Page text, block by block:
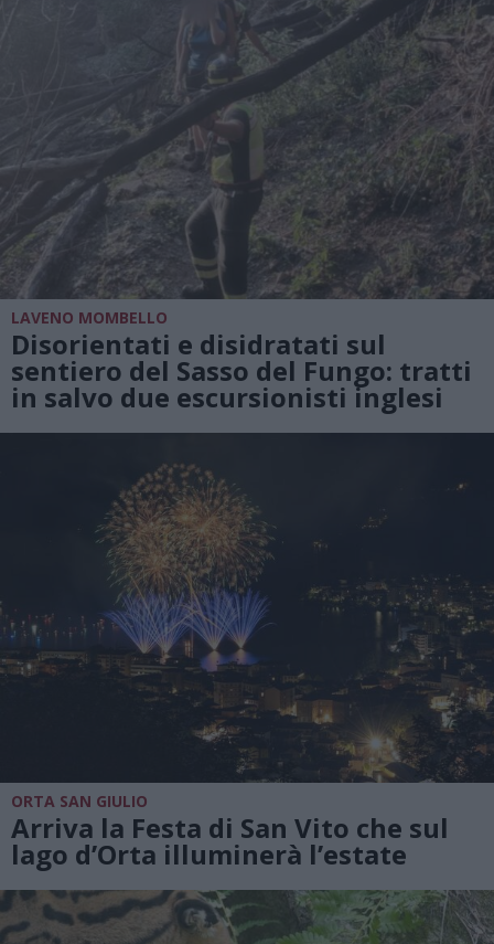
LAVENO MOMBELLO
Disorientati e disidratati sul
sentiero del Sasso del Fungo: tratti
in salvo due escursionisti inglesi
ORTA SAN GIULIO
Arriva la Festa di San Vito che sul
lago d’Orta illuminerà l’estate